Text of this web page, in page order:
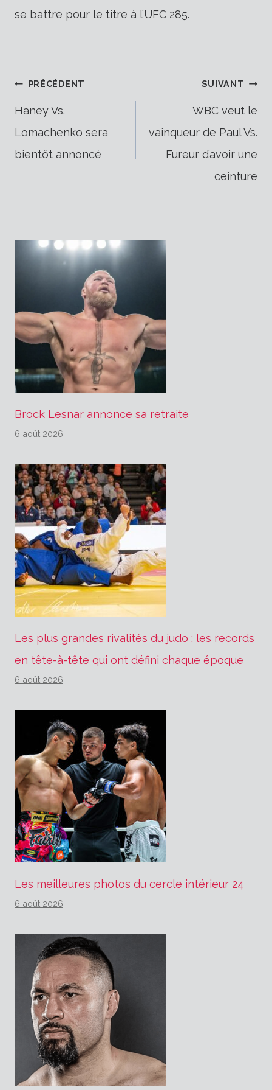
se battre pour le titre à l’UFC 285.
Navigation
de
PRÉCÉDENT
Haney Vs.
Lomachenko sera
bientôt annoncé
SUIVANT
WBC veut le
vainqueur de Paul Vs.
Fureur d’avoir une
ceinture
Brock Lesnar annonce sa retraite
6 août 2026
Les plus grandes rivalités du judo : les records
en tête-à-tête qui ont défini chaque époque
6 août 2026
Les meilleures photos du cercle intérieur 24
6 août 2026